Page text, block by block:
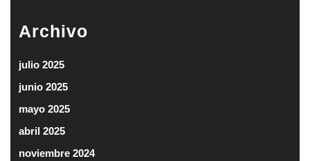
Archivo
julio 2025
junio 2025
mayo 2025
abril 2025
noviembre 2024